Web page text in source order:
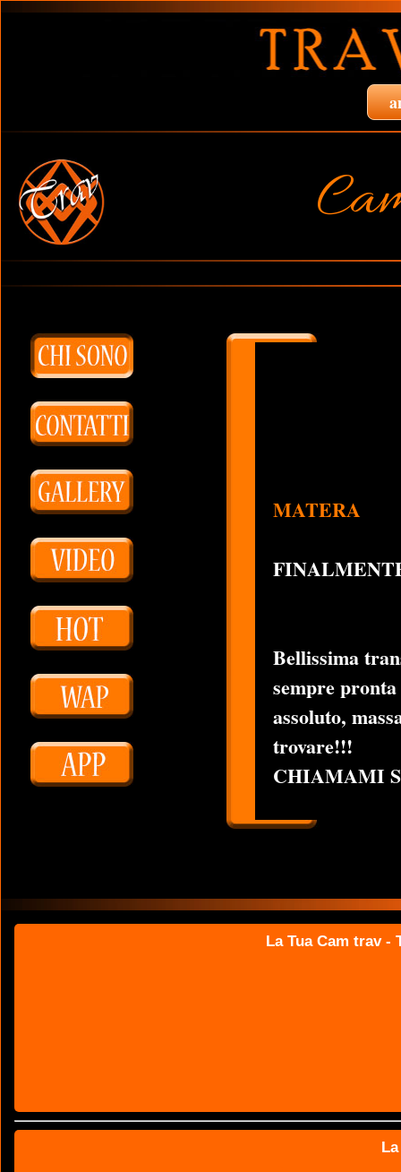
MATERA
Bellissima
sempre
assoluto,
trovare!!!
CHIAMAMI
La Tua Cam trav -